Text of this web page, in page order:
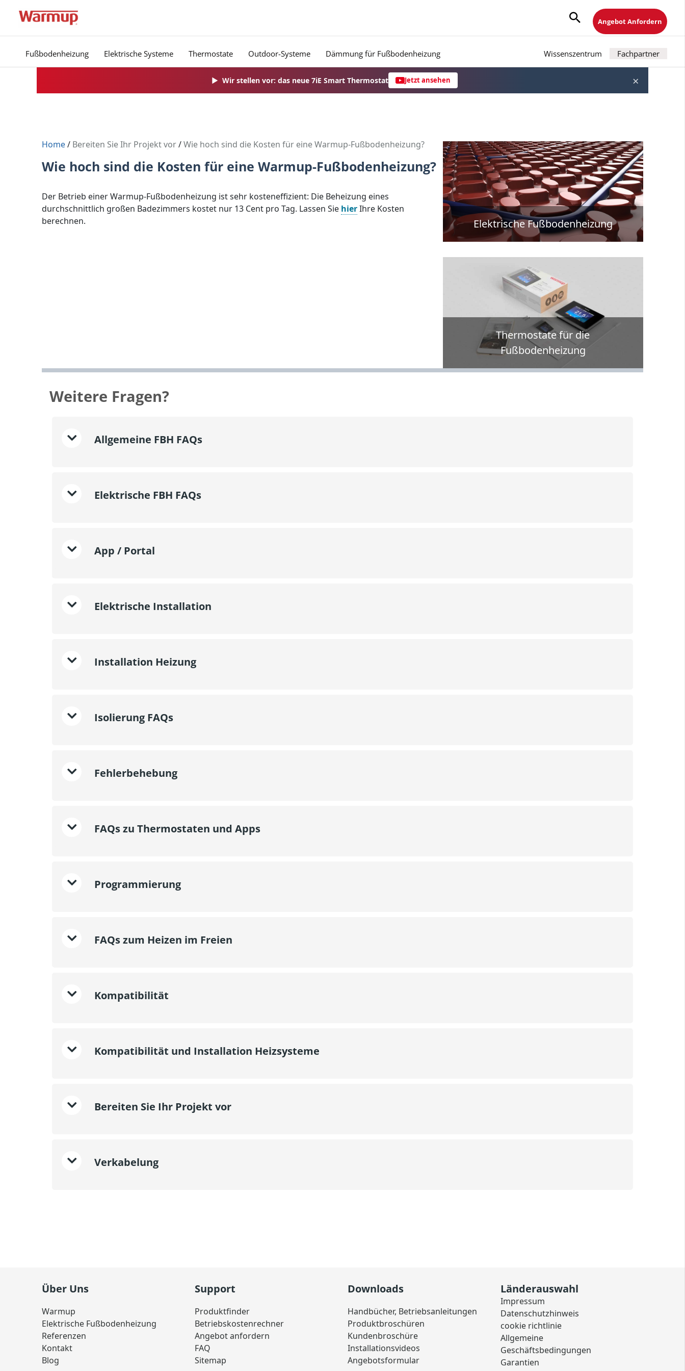
Inhalt
Angebot Anfordern
Fußbodenheizung Elektrische Systeme Thermostate Outdoor-Systeme Dämmung für Fußbodenheizung Wissenszentrum Fachpartner
▶ Wir stellen vor: das neue 7iE Smart Thermostat Jetzt ansehen ×
Home/ Bereiten Sie Ihr Projekt vor/Wie hoch sind die Kosten für eine Warmup-Fußbodenheizung?
Wie hoch sind die Kosten für eine Warmup-Fußbodenheizung?
Der Betrieb einer Warmup-Fußbodenheizung ist sehr kosteneffizient: Die Beheizung eines
durchschnittlich großen Badezimmers kostet nur 13 Cent pro Tag. Lassen Sie hierIhre Kosten
berechnen.
Elektrische Fußbodenheizung
Thermostate für die
Fußbodenheizung
Weitere Fragen?
Allgemeine FBH FAQs
Elektrische FBH FAQs
App / Portal
Elektrische Installation
Installation Heizung
Isolierung FAQs
Fehlerbehebung
FAQs zu Thermostaten und Apps
Programmierung
FAQs zum Heizen im Freien
Kompatibilität
Kompatibilität und Installation Heizsysteme
Bereiten Sie Ihr Projekt vor
Verkabelung
Über Uns
Warmup
Elektrische Fußbodenheizung
Referenzen
Kontakt
Blog
Support
Produktfinder
Betriebskostenrechner
Angebot anfordern
FAQ
Sitemap
Downloads
Handbücher, Betriebsanleitungen
Produktbroschüren
Kundenbroschüre
Installationsvideos
Angebotsformular
Länderauswahl
Impressum
Datenschutzhinweis
cookie richtlinie
Allgemeine
Geschäftsbedingungen
Garantien